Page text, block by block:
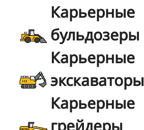
Карьерные
бульдозеры
Карьерные
экскаваторы
Карьерные
грейдеры